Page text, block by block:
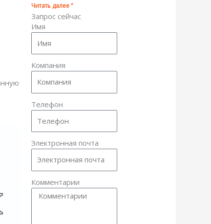
Читать далее "
Запрос сейчас
Имя
Компания
Телефон
Электронная почта
Комментарии